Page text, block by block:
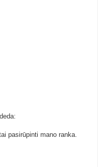
pasirūpinti mano ranka.